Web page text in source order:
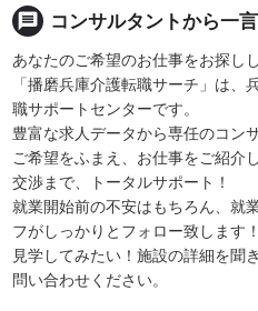
message コンサルタントから一言
あなたのご希望のお仕事をお探し
「播磨兵庫介護転職サーチ」は
職サポートセンターです。
豊富な求人データから専任のコン
ご希望をふまえ、お仕事をご紹介
交渉まで、トータルサポート！
就業開始前の不安はもちろん、就
フがしっかりとフォロー致します！
見学してみたい！施設の詳細を聞
問い合わせください。